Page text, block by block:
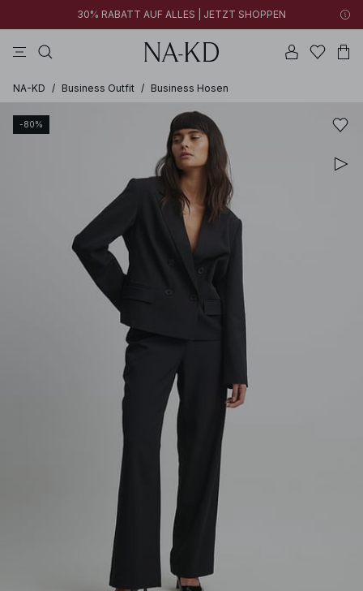
30% RABATT AUF ALLES | JETZT SHOPPEN
NA-KD / Business Outfit / Business Hosen
-80%